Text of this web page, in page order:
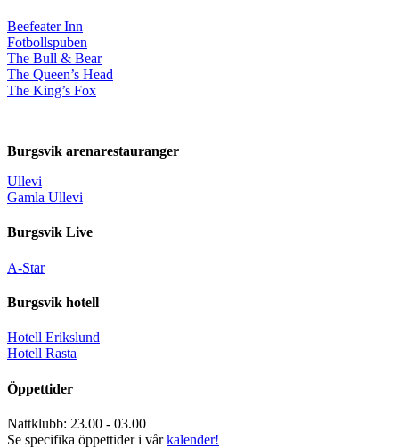
Beefeater Inn
Fotbollspuben
The Bull & Bear
The Queen’s Head
The King’s Fox
Burgsvik arenarestauranger
Ullevi
Gamla Ullevi
Burgsvik Live
A-Star
Burgsvik hotell
Hotell Erikslund
Hotell Rasta
Öppettider
Nattklubb: 23.00 - 03.00
Se specifika öppettider i vårkalender!